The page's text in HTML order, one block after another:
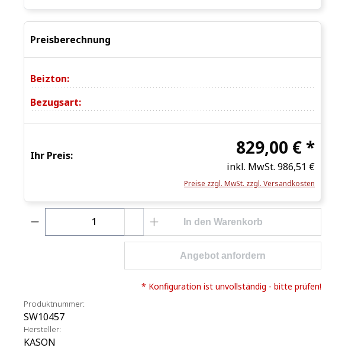
Preisberechnung
Beizton:
Bezugsart:
Ihr Preis: 829,00 € *
inkl. MwSt. 986,51 €
Preise zzgl. MwSt. zzgl. Versandkosten
Produkt Anzahl: Gib den gewünschten Wert
In den Warenkorb
Angebot anfordern
* Konfiguration ist unvollständig - bitte prüfen!
Produktnummer:
SW10457
Hersteller:
KASON